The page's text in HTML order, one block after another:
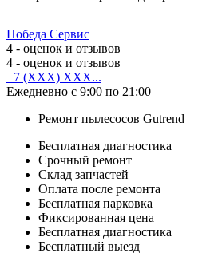
Победа Сервис
4 - оценок и отзывов
4 - оценок и отзывов
+7 (XXX) XXX...
Ежедневно с 9:00 по 21:00
Ремонт пылесосов Gutrend
Бесплатная диагностика
Срочный ремонт
Cклад запчастей
Оплата после ремонта
Бесплатная парковка
Фиксированная цена
Бесплатная диагностика
Бесплатный выезд